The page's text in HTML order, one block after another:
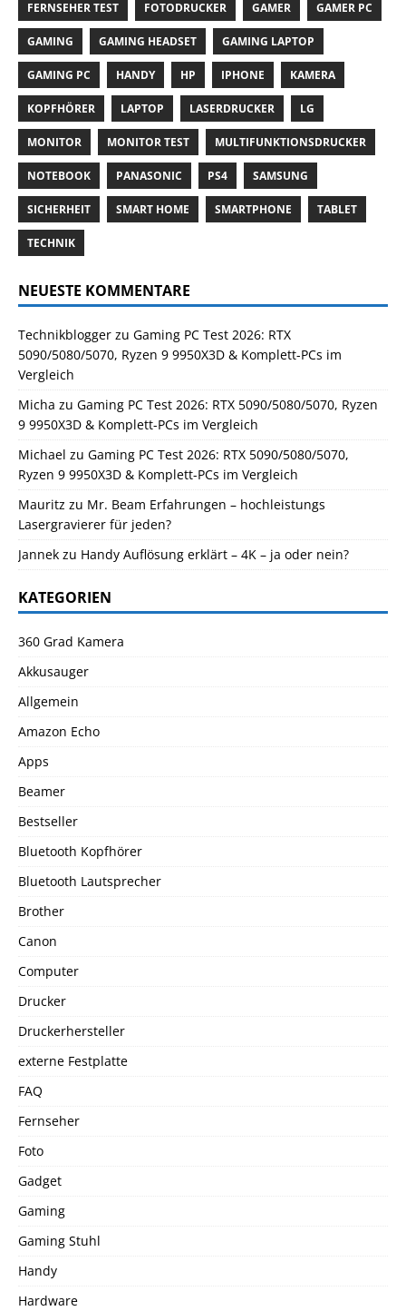
FERNSEHER TEST FOTODRUCKER GAMER GAMER PC
GAMING GAMING HEADSET GAMING LAPTOP
GAMING PC HANDY HP IPHONE KAMERA
KOPFHÖRER LAPTOP LASERDRUCKER LG
MONITOR MONITOR TEST MULTIFUNKTIONSDRUCKER
NOTEBOOK PANASONIC PS4 SAMSUNG
SICHERHEIT SMART HOME SMARTPHONE TABLET
TECHNIK
NEUESTE KOMMENTARE
Technikblogger zu Gaming PC Test 2026: RTX
5090/5080/5070, Ryzen 9 9950X3D & Komplett-PCs im
Vergleich
Micha zu Gaming PC Test 2026: RTX 5090/5080/5070, Ryzen
9 9950X3D & Komplett-PCs im Vergleich
Michael zu Gaming PC Test 2026: RTX 5090/5080/5070,
Ryzen 9 9950X3D & Komplett-PCs im Vergleich
Mauritz zu Mr. Beam Erfahrungen – hochleistungs
Lasergravierer für jeden?
Jannek zu Handy Auflösung erklärt – 4K – ja oder nein?
KATEGORIEN
360 Grad Kamera
Akkusauger
Allgemein
Amazon Echo
Apps
Beamer
Bestseller
Bluetooth Kopfhörer
Bluetooth Lautsprecher
Brother
Canon
Computer
Drucker
Druckerhersteller
externe Festplatte
FAQ
Fernseher
Foto
Gadget
Gaming
Gaming Stuhl
Handy
Hardware